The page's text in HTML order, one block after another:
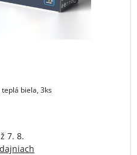
teplá biela, 3ks
7. 8.